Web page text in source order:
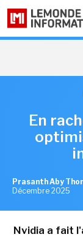
En
Prasanth Aby
Décembre 2025
Nvidia a fait